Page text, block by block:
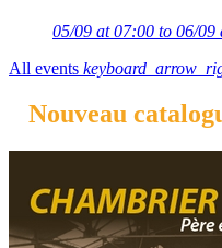
05/09 at 07:00 to 06/09
All events
Nouveau